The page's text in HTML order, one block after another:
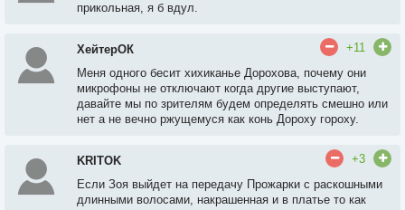
прикольная, я б вдул.
ХейтерОК
+11
Меня одного бесит хихиканье Дорохова, почему они
микрофоны не отключают когда другие выступают,
давайте мы по зрителям будем определять смешно или
нет а не вечно ржущемуся как конь Дороху гороху.
KRITOK
+3
Если Зоя выйдет на передачу Прожарки с раскошными
длинными волосами, накрашенная и в платье то как